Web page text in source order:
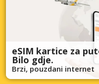
eSIM kartice za
Bilo gdje.
Brzi, pouzdani internet